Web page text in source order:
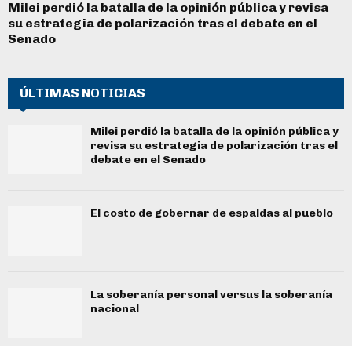
Milei perdió la batalla de la opinión pública y revisa
su estrategia de polarización tras el debate en el
Senado
ÚLTIMAS NOTICIAS
Milei perdió la batalla de la opinión pública y
revisa su estrategia de polarización tras el
debate en el Senado
El costo de gobernar de espaldas al pueblo
La soberanía personal versus la soberanía
nacional